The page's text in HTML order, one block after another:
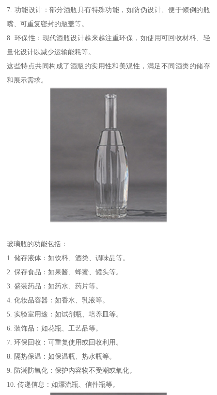
7. 功能设计：部分酒瓶具有特殊功能，如防伪设计、便于倾倒的瓶
嘴、可重复密封的瓶盖等。
8. 环保性：现代酒瓶设计越来越注重环保，如使用可回收材料、轻
量化设计以减少运输能耗等。
这些特点共同构成了酒瓶的实用性和美观性，满足不同酒类的储存
和展示需求。
玻璃瓶的功能包括：
1. 储存液体：如饮料、酒类、调味品等。
2. 保存食品：如果酱、蜂蜜、罐头等。
3. 盛装药品：如药水、药片等。
4. 化妆品容器：如香水、乳液等。
5. 实验室用途：如试剂瓶、培养皿等。
6. 装饰品：如花瓶、工艺品等。
7. 环保回收：可重复使用或回收利用。
8. 隔热保温：如保温瓶、热水瓶等。
9. 防潮防氧化：保护内容物不受潮或氧化。
10. 传递信息：如漂流瓶、信件瓶等。